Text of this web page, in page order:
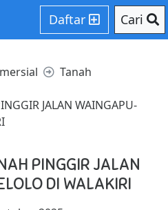
Daftar Cari
Tanah
JALAN WAINGAPU-
PINGGIR JALAN
DI WALAKIRI